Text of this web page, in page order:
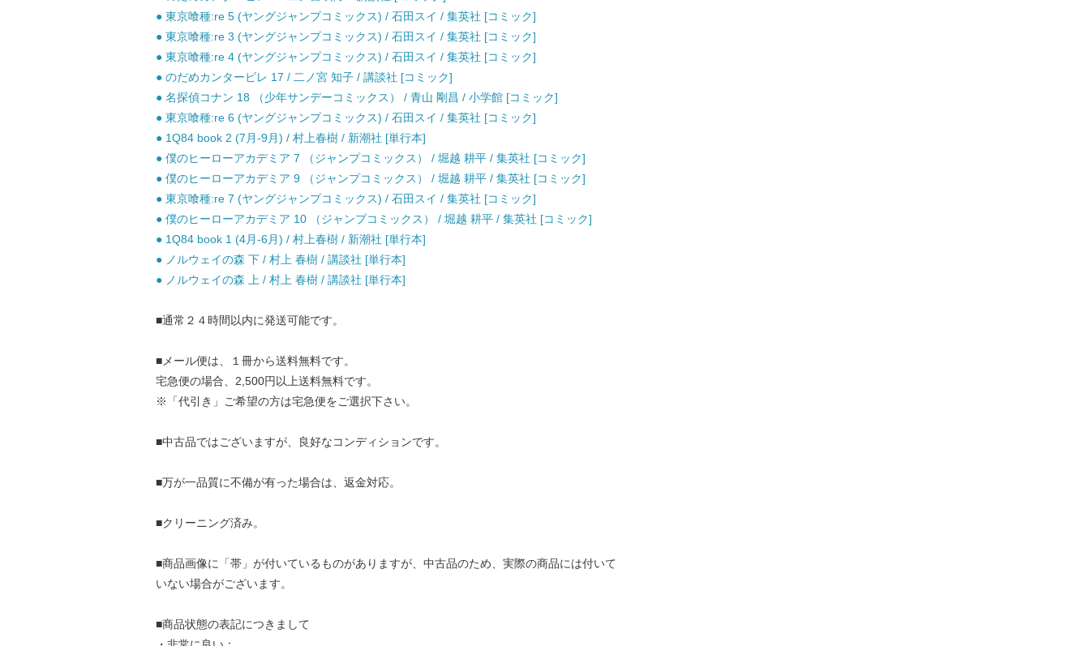
● 東京喰種:re 5 (ヤングジャンプコミックス) / 石田スイ / 集英社 [コミック]
● 東京喰種:re 3 (ヤングジャンプコミックス) / 石田スイ / 集英社 [コミック]
● 東京喰種:re 4 (ヤングジャンプコミックス) / 石田スイ / 集英社 [コミック]
● のだめカンタービレ 17 / 二ノ宮 知子 / 講談社 [コミック]
● 名探偵コナン 18 （少年サンデーコミックス） / 青山 剛昌 / 小学館 [コミック]
● 東京喰種:re 6 (ヤングジャンプコミックス) / 石田スイ / 集英社 [コミック]
● 1Q84 book 2 (7月-9月) / 村上春樹 / 新潮社 [単行本]
● 僕のヒーローアカデミア 7 （ジャンプコミックス） / 堀越 耕平 / 集英社 [コミック]
● 僕のヒーローアカデミア 9 （ジャンプコミックス） / 堀越 耕平 / 集英社 [コミック]
● 東京喰種:re 7 (ヤングジャンプコミックス) / 石田スイ / 集英社 [コミック]
● 僕のヒーローアカデミア 10 （ジャンプコミックス） / 堀越 耕平 / 集英社 [コミック]
● 1Q84 book 1 (4月-6月) / 村上春樹 / 新潮社 [単行本]
● ノルウェイの森 下 / 村上 春樹 / 講談社 [単行本]
● ノルウェイの森 上 / 村上 春樹 / 講談社 [単行本]
■通常２４時間以内に発送可能です。
■メール便は、１冊から送料無料です。
宅急便の場合、2,500円以上送料無料です。
※「代引き」ご希望の方は宅急便をご選択下さい。
■中古品ではございますが、良好なコンディションです。
■万が一品質に不備が有った場合は、返金対応。
■クリーニング済み。
■商品画像に「帯」が付いているものがありますが、中古品のため、実際の商品には付いて
いない場合がございます。
■商品状態の表記につきまして